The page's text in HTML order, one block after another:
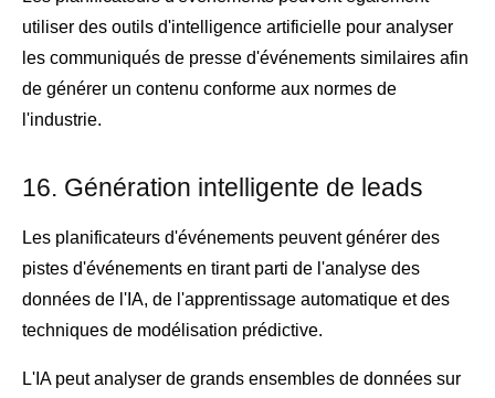
utiliser des outils d'intelligence artificielle pour analyser
les communiqués de presse d'événements similaires afin
de générer un contenu conforme aux normes de
l'industrie.
16. Génération intelligente de leads
Les planificateurs d'événements peuvent générer des
pistes d'événements en tirant parti de l'analyse des
données de l'IA, de l'apprentissage automatique et des
techniques de modélisation prédictive.
L'IA peut analyser de grands ensembles de données sur